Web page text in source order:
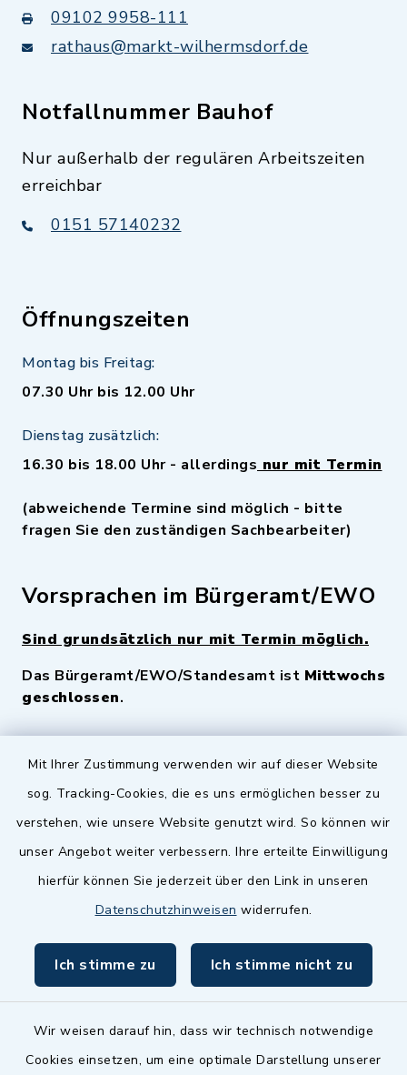
Mit Ihrer Zustimmung verwenden wir auf dieser Website
sog. Tracking-Cookies, die es uns ermöglichen besser zu
verstehen, wie unsere Website genutzt wird. So können wir
unser Angebot weiter verbessern. Ihre erteilte Einwilligung
hierfür können Sie jederzeit über den Link in unseren
Datenschutzhinweisen widerrufen.
Ich stimme zu Ich stimme nicht zu
Wir weisen darauf hin, dass wir technisch notwendige
Cookies einsetzen, um eine optimale Darstellung unserer
09102 9958-111
rathaus@markt-wilhermsdorf.de
Notfallnummer Bauhof
Nur außerhalb der regulären Arbeitszeiten
erreichbar
0151 57140232
Öffnungszeiten
Montag bis Freitag:
07.30 Uhr bis 12.00 Uhr
Dienstag zusätzlich:
16.30 bis 18.00 Uhr - allerdings nur mit Termin
(abweichende Termine sind möglich - bitte
fragen Sie den zuständigen Sachbearbeiter)
Vorsprachen im Bürgeramt/EWO
Sind grundsätzlich nur mit Termin möglich.
Das Bürgeramt/EWO/Standesamt ist Mittwochs
geschlossen.
Quicklinks
Landkreis Fürth
Zenngrund Allianz
Dillenberggruppe
inixmedia GmbH